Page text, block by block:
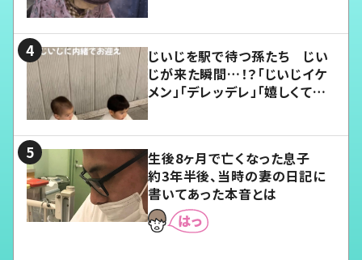
じいじを駅で待つ孫たち じい
じが来た瞬間…！？「じいじイケ
メン」「デレッデレ」「嬉しくて可
生後8ヶ月で亡くなった息子
約3年半後、当時の妻の日記に
書いてあった本音とは